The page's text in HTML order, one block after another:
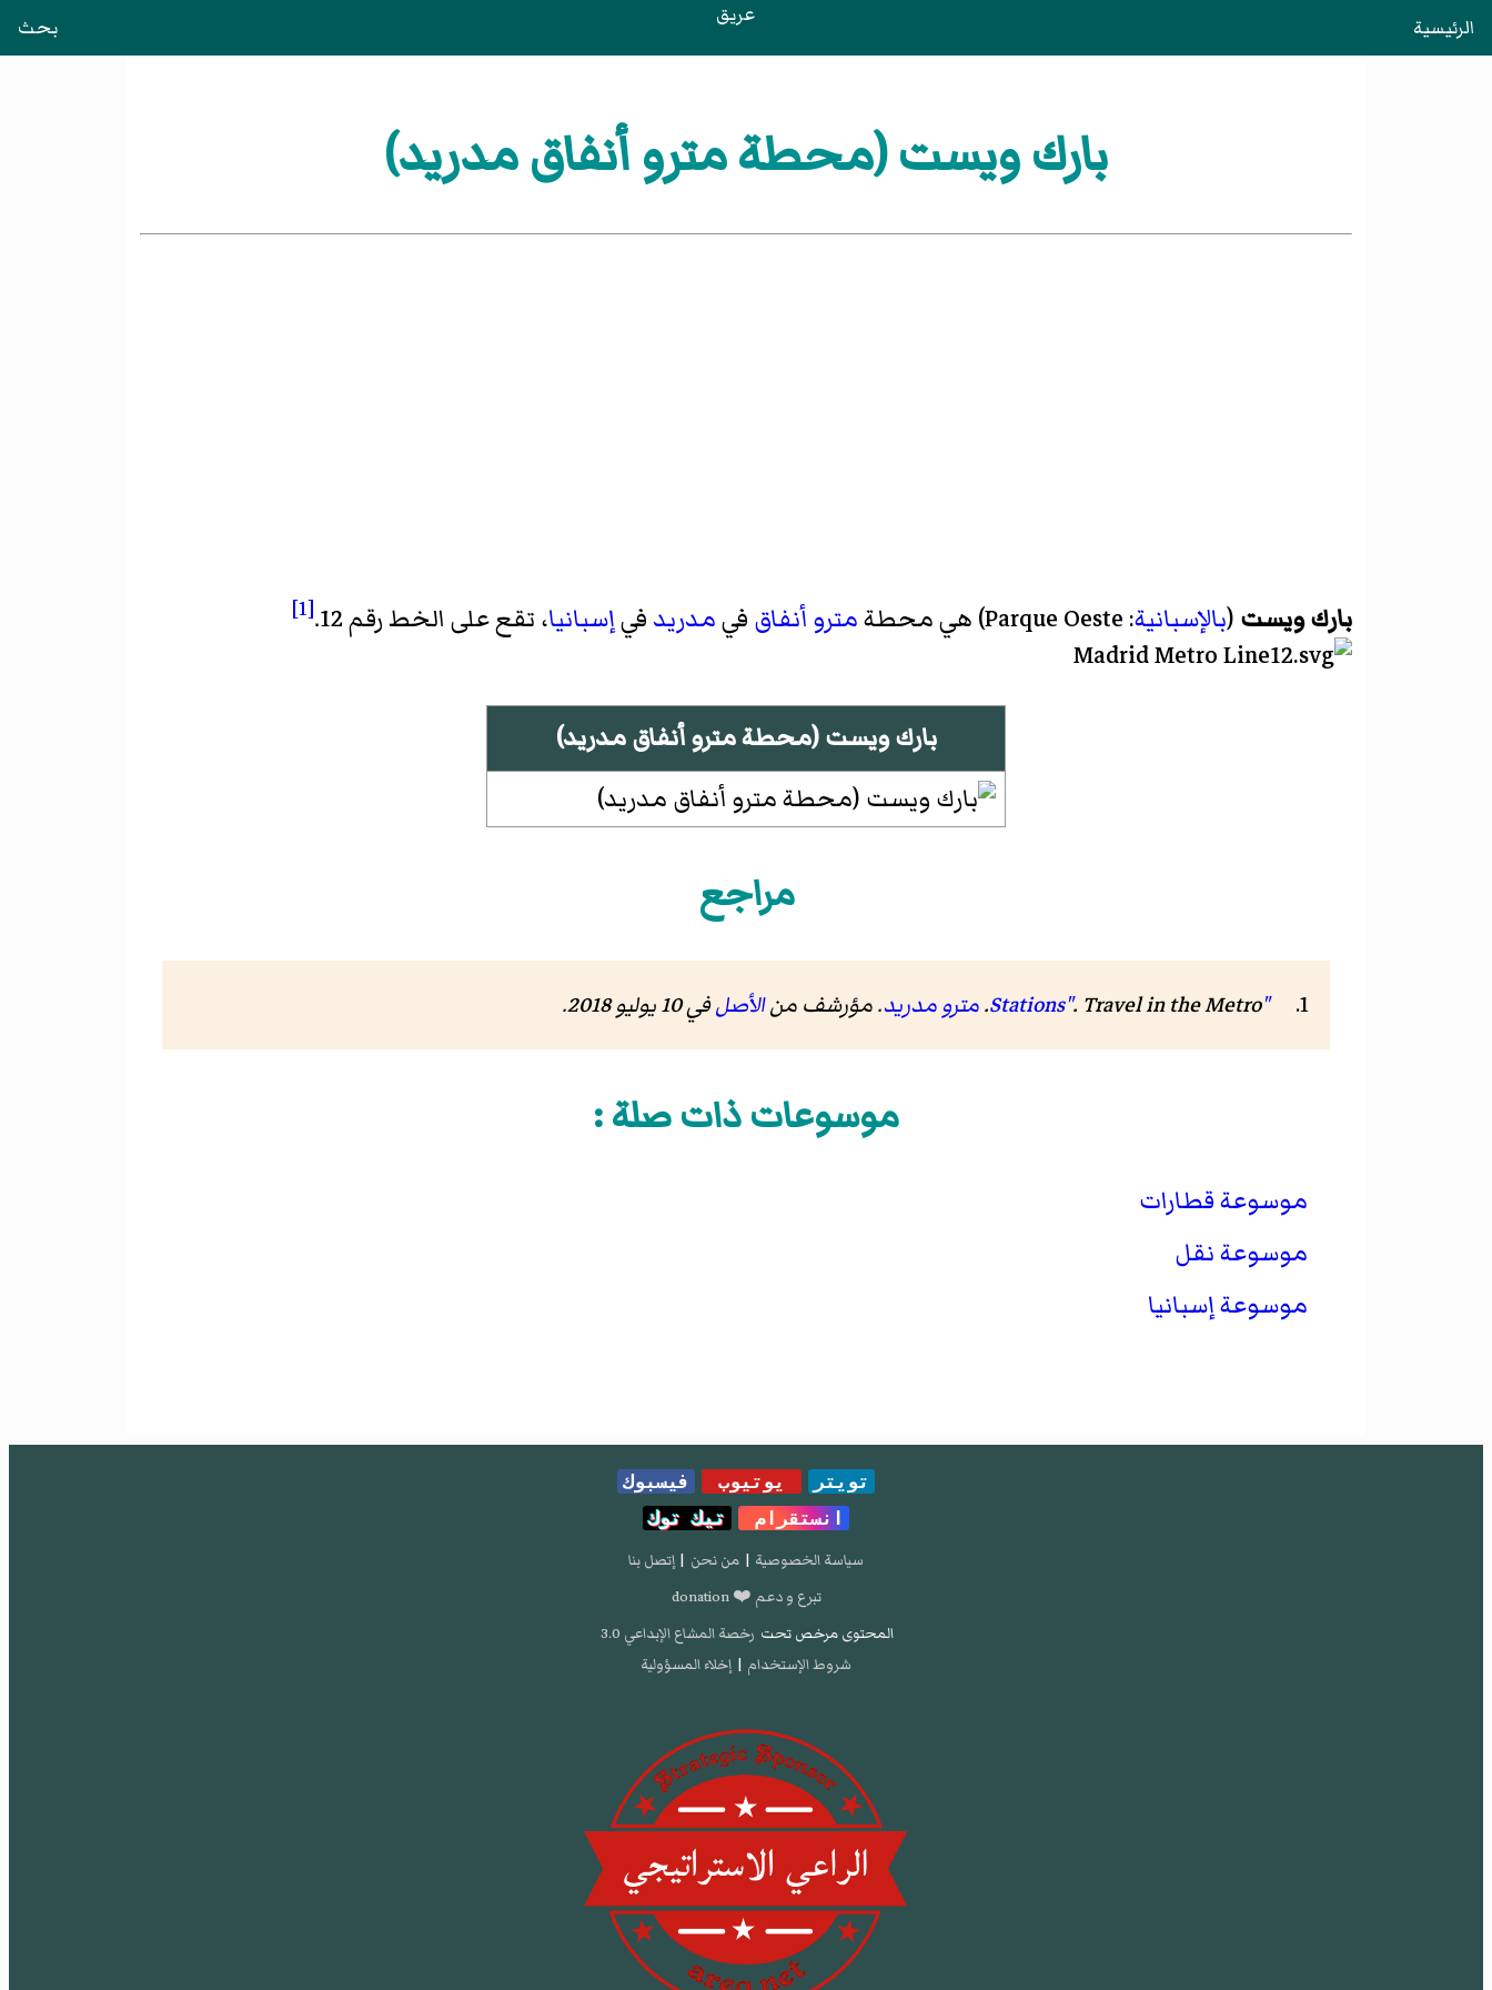
الرئيسية عريق بحث
بارك ويست (محطة مترو أنفاق مدريد)
بارك ويست (بالإسبانية:
Parque Oeste)‏ هي محطةمترو أنفاق فيمدريد فيإسبانيا، تقع على الخط رقم 12. [1]
بارك ويست (محطة مترو أنفاق مدريد)
مراجع
"Stations"
. Travel in the Metro
.مترو مدريد. مؤرشف منالأصلفي 10 يوليو 2018 .
موسوعات ذات صلة :
موسوعة قطارات
موسوعة نقل
موسوعة إسبانيا
تويتر يوتيوب
فيسبوك
انستقرام
تيك توك
سياسة الخصوصية | من نحن | إتصل بنا
تبرع و دعم ❤️ donation
المحتوى مرخص تحت رخصة المشاع الإبداعي 3.0
شروط الإستخدام | إخلاء المسؤولية